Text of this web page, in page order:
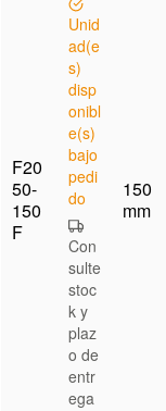
F20
50-
150
F
Unid
ad(e
s)
disp
onibl
e(s)
bajo
pedi
do
Con
sulte
stoc
k y
plaz
o de
entr
ega
150
mm